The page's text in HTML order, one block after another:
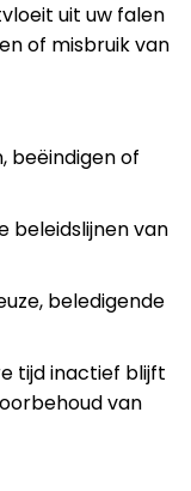
uit uw falen
of misbruik van
beëindigen of
beleidslijnen van
beledigende
tijd inactief blijft
van